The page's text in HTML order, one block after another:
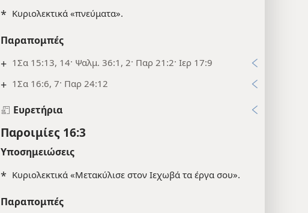
* Κυριολεκτικά «πνεύματα».
Παραπομπές
+ 1Σα 15:13, 14· Ψαλμ. 36:1, 2· Παρ 21:2· Ιερ 17:9
+ 1Σα 16:6, 7· Παρ 24:12
Ευρετήρια
Παροιμίες 16:3
Υποσημειώσεις
* Κυριολεκτικά «Μετακύλισε στον Ιεχωβά τα έργα σου».
Παραπομπές